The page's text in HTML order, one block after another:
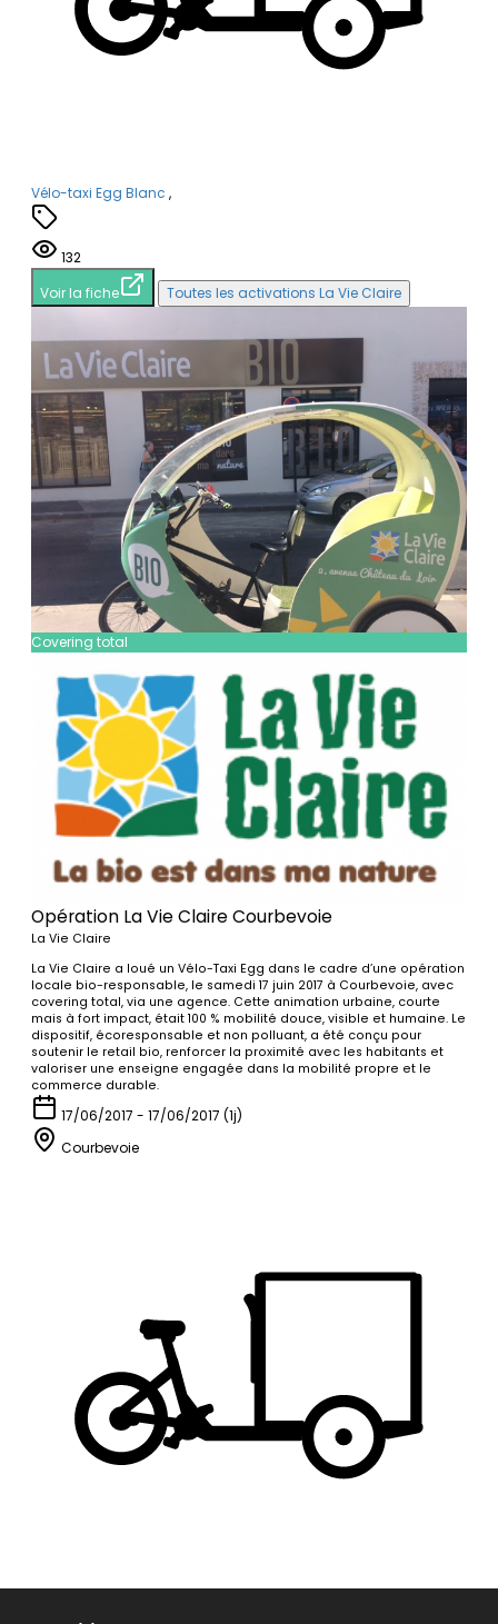
Vélo-taxi Egg Blanc ,
132
Voir la fiche
Toutes les activations La Vie Claire
Covering total
Opération La Vie Claire Courbevoie
La Vie Claire
La Vie Claire a loué un Vélo-Taxi Egg dans le cadre d’une opération
locale bio-responsable, le samedi 17 juin 2017 à Courbevoie, avec
covering total, via une agence. Cette animation urbaine, courte
mais à fort impact, était 100 % mobilité douce, visible et humaine. Le
dispositif, écoresponsable et non polluant, a été conçu pour
soutenir le retail bio, renforcer la proximité avec les habitants et
valoriser une enseigne engagée dans la mobilité propre et le
commerce durable.
17/06/2017 - 17/06/2017 (1j)
Courbevoie